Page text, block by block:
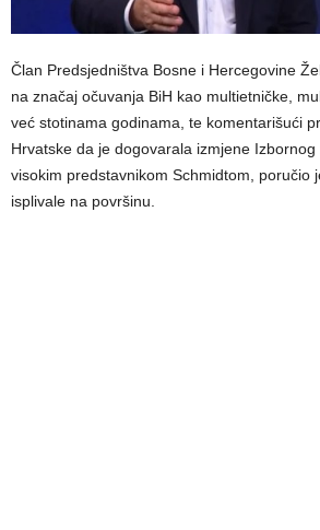
Član Predsjedništva Bosne i Hercegovine
na značaj očuvanja BiH kao multietničke,
već stotinama godinama, te komentarišući
Hrvatske da je dogovarala izmjene
visokim predstavnikom Schmidtom, poručio
isplivale na površinu.